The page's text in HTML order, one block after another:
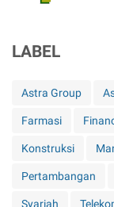
LABEL
Astra Group
Farmasi
Konstruksi
Pertambangan
Syariah